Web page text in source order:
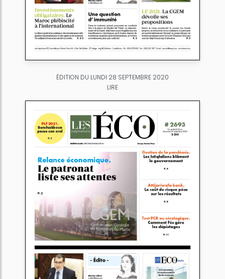
ÉDITION DU LUNDI 28 SEPTEMBRE 2020
LIRE